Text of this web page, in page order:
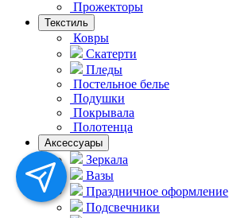
Прожекторы
Текстиль
Ковры
Скатерти
Пледы
Постельное белье
Подушки
Покрывала
Полотенца
Аксессуары
Зеркала
Вазы
Праздничное оформление
Подсвечники